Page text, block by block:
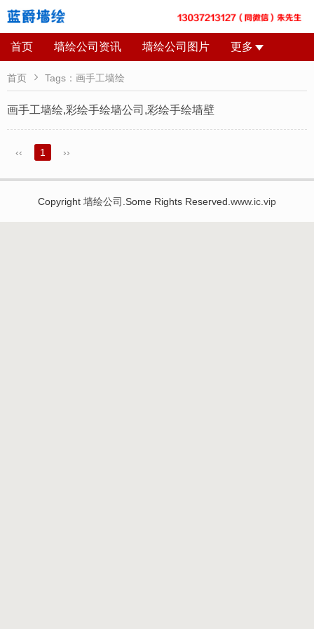
首页 墙绘公司资讯 墙绘公司图片 更多
首页  Tags：画手工墙绘
画手工墙绘,彩绘手绘墙公司,彩绘手绘墙壁
‹‹ 1 ››
Copyright 墙绘公司 .Some Rights Reserved. www.ic.vip